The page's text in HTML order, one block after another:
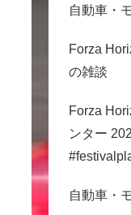
自動車・
Forza
の雑談
Forza
ンター
自動車・